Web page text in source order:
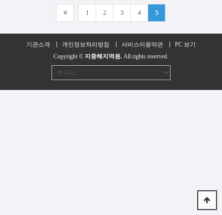
1 2 3 4 5
기관소개 개인정보처리방침 서비스이용약관
PC 보기
Copyright © 지중해지역원. All rights reserved.